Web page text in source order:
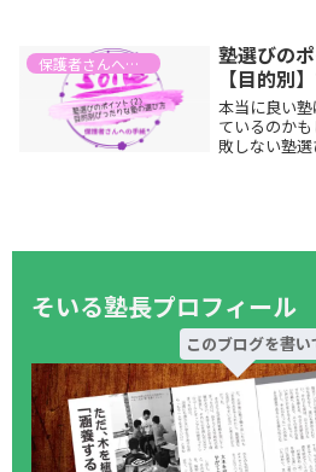
そして集団
全対応のオー
おります。
保護者さんへの手紙
塾選びの
【目的別
本当に良い
ているのか
敗しない塾
そいる塾長プロフィール
このブログを書